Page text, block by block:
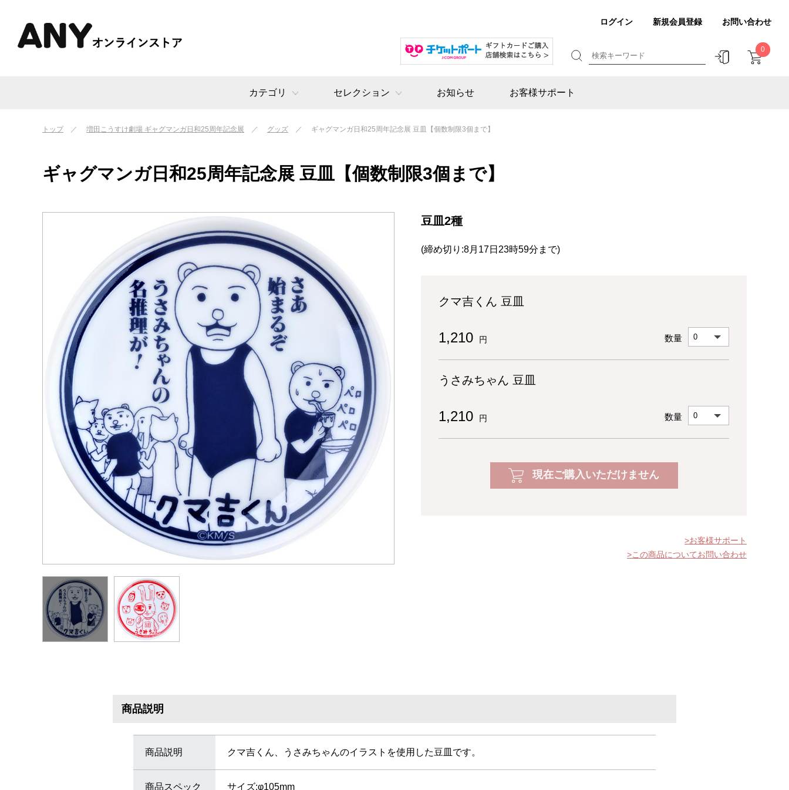
ログイン 新規会員登録 お問い合わせ
0
カテゴリ セレクション お知らせ お客様サポート
トップ 増田こうすけ劇場 ギャグマンガ日和25周年記念展 グッズ ギャグマンガ日和25周年記念展 豆皿【個数制限3個まで】
ギャグマンガ日和25周年記念展 豆皿【個数制限3個まで】
豆皿2種
(締め切り:8月17日23時59分まで)
クマ吉くん 豆皿
1,210 円 数量
うさみちゃん 豆皿
1,210 円 数量
現在ご購入いただけません
お客様サポート
この商品についてお問い合わせ
商品説明
商品説明 クマ吉くん、うさみちゃんのイラストを使用した豆皿です。
商品スペック
サイズ:φ105mm